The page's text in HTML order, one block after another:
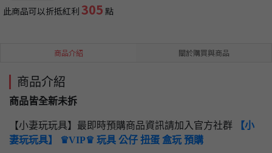
此商品可以折抵紅利 305 點
商品介紹 關於購買與商品
商品介紹
商品皆全新未拆
【小妻玩玩具】最即時預購商品資訊請加入官方社群
【小
妻玩玩具】 ♛VIP♛ 玩具 公仔 扭蛋 盒玩 預購